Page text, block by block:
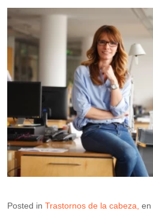
Posted in Trastornos de la cabeza en